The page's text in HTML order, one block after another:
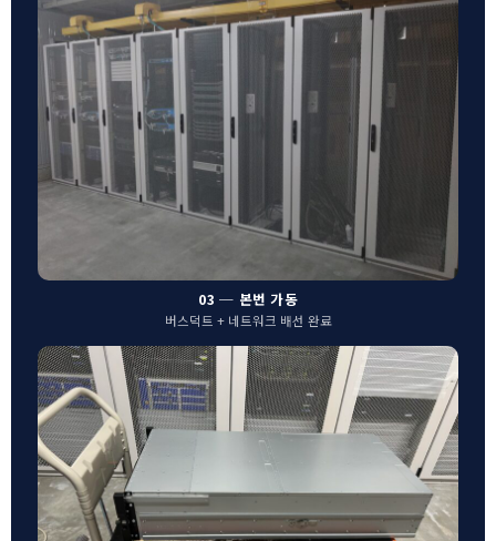
03 ─ 본번 가동
버스덕트 + 네트워크 배선 완료